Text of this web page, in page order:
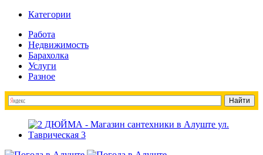
Категории
Работа
Недвижимость
Барахолка
Услуги
Разное